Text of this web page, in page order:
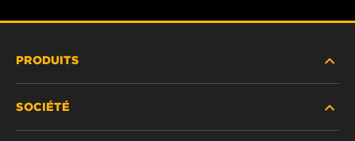
PRODUITS
SOCIÉTÉ